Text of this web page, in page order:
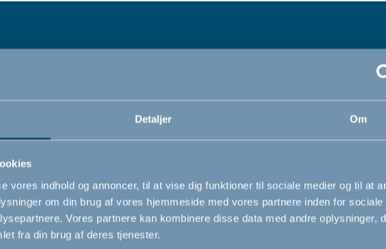
Detaljer Om
vores indhold og annoncer, til at vise dig funktioner til sociale medier og til at
om din brug af vores hjemmeside med vores partnere inden for sociale
Vores partnere kan kombinere disse data med andre oplysninger,
fra din brug af deres tjenester.
vi vil bare gerne informere dig om vores
Navn
Email